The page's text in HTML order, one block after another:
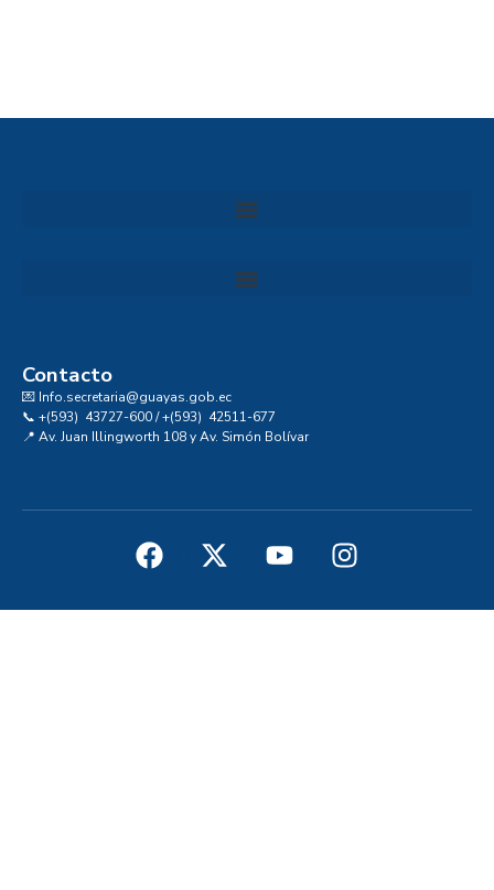
Contacto
💌 Info.secretaria@guayas.gob.ec
📞 +(593) 43727-600 / +(593) 42511-677
📍 Av. Juan Illingworth 108 y Av. Simón Bolívar